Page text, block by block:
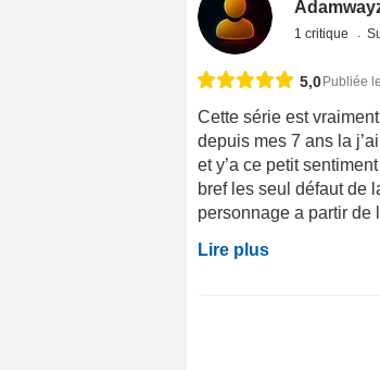
1 critique
5,0 Publiée
Cette série est
depuis mes 7 ans la
et y’a ce petit
bref les seul défaut de
personnage a partir de
Lire plus